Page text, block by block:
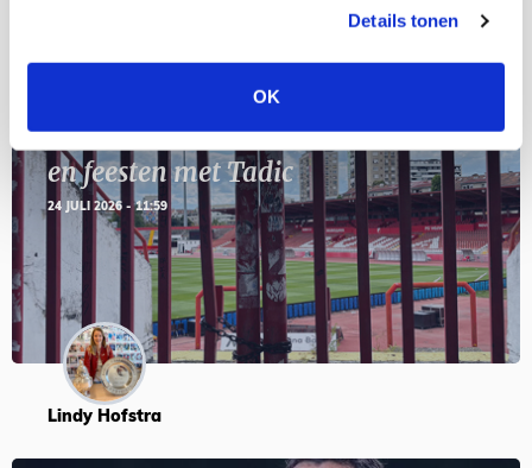
Details tonen
OK
Servische maffiabaas in grauwe bak
en feesten met Tadic
24 JULI 2026 - 11:59
Lindy Hofstra